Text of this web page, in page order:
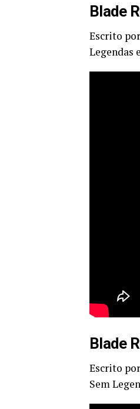
Blade
Escrito por
Legendas
Blade
Escrito por
Sem